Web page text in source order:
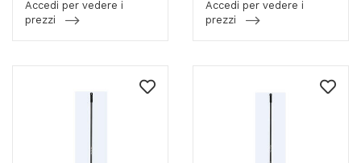
Accedi per vedere i
prezzi
Accedi per vedere i
prezzi